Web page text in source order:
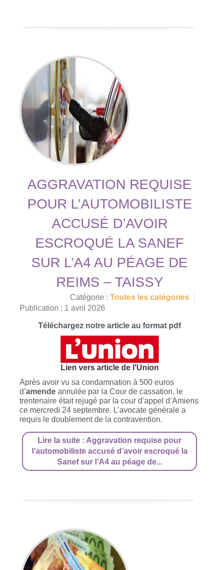
AGGRAVATION REQUISE
POUR L’AUTOMOBILISTE
ACCUSÉ D’AVOIR
ESCROQUÉ LA SANEF
SUR L’A4 AU PÉAGE DE
REIMS – TAISSY
Catégorie : Toutes les catégories
Publication : 1 avril 2026
Téléchargez notre article au format pdf
Lien vers article de l'Union
Après avoir vu sa condamnation à 500 euros
d’amende annulée par la Cour de cassation, le
trentenaire était rejugé par la cour d’appel d’Amiens
ce mercredi 24 septembre. L’avocate générale a
requis le doublement de la contravention.
Lire la suite : Aggravation requise pour
l’automobiliste accusé d’avoir escroqué la
Sanef sur l’A4 au péage de...